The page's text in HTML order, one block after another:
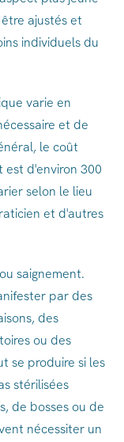
ajustés et
individuels du
varie en
et de
le coût
d'environ 300
selon le lieu
et d'autres
saignement.
par des
des
ou des
se produire si les
stérilisées
de bosses ou de
nécessiter un